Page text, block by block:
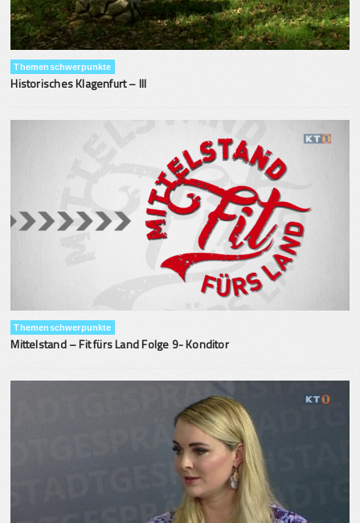
Themenschwerpunkte
Historisches Klagenfurt – III
Themenschwerpunkte
Mittelstand – Fit fürs Land Folge 9- Konditor